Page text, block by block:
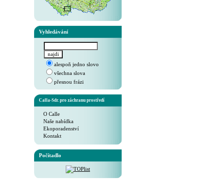
Vyhledávání
alespoň jedno slovo
všechna slova
přesnou frázi
Calla-Sdr. pro záchranu prostředí
O Calle
Naše nabídka
Ekoporadenství
Kontakt
Počítadlo